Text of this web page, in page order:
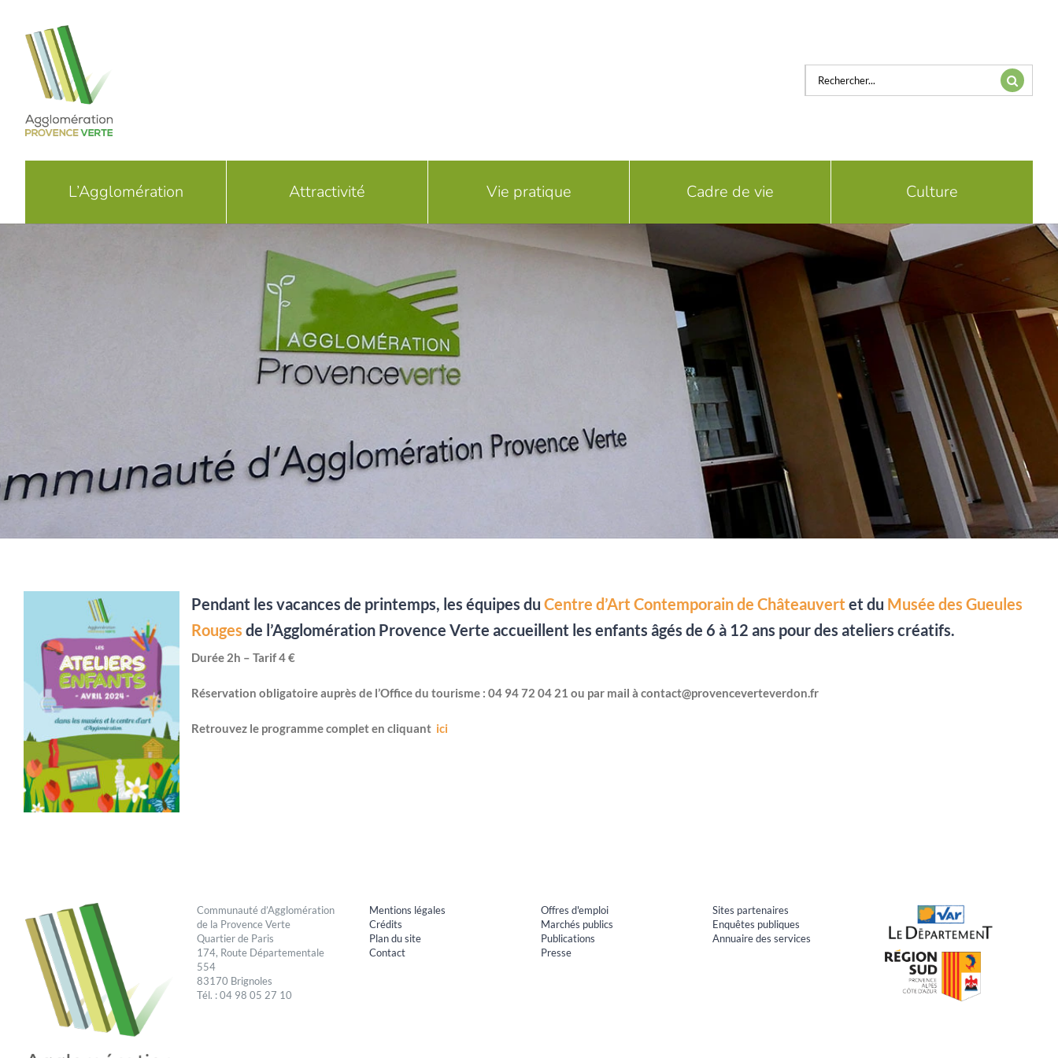
contenu
Rechercher:
L’Agglomération Attractivité Vie pratique Cadre de vie Culture
Pendant les vacances de printemps, les équipes du Centre d’Art Contemporain de Châteauvert et du Musée des Gueules
Rouges de l’Agglomération Provence Verte accueillent les enfants âgés de 6 à 12 ans pour des ateliers créatifs.
Durée 2h – Tarif 4 €
Réservation obligatoire auprès de l’Office du tourisme : 04 94 72 04 21 ou par mail à contact@provenceverteverdon.fr
Retrouvez le programme complet en cliquant ici
Communauté d’Agglomération
de la Provence Verte
Quartier de Paris
174, Route Départementale
554
83170 Brignoles
Tél. : 04 98 05 27 10
Mentions légales
Crédits
Plan du site
Contact
Offres d'emploi
Marchés publics
Publications
Presse
Sites partenaires
Enquêtes publiques
Annuaire des services